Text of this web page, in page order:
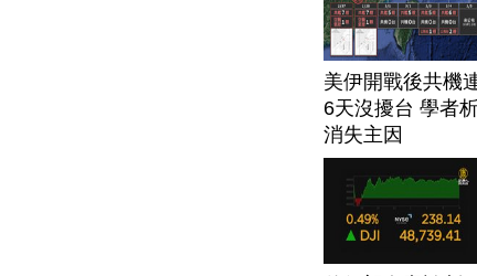
美伊開戰後共機
6天沒擾台 學者
消失主因